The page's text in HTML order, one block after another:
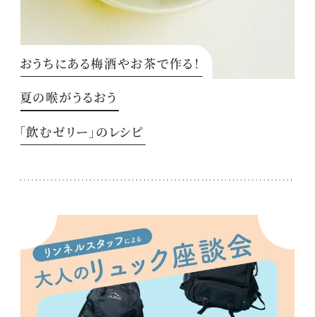
おうちにある梅酒やお茶で作る！
夏の喉がうるおう
「飲むゼリー」のレシピ